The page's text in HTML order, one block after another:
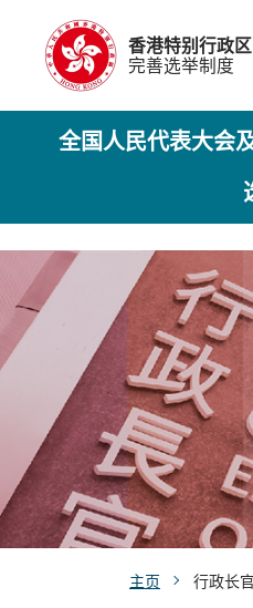
香港特别行政区
完善选举制度
全国人民代表大会
主页 行政长